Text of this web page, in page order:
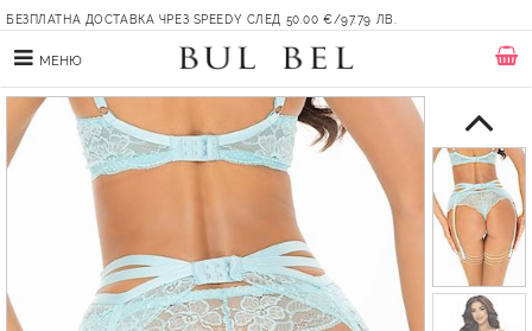
БЕЗПЛАТНА ДОСТАВКА ЧРЕЗ SPEEDY СЛЕД 50.00 €/97.79 ЛВ.
МЕНЮ